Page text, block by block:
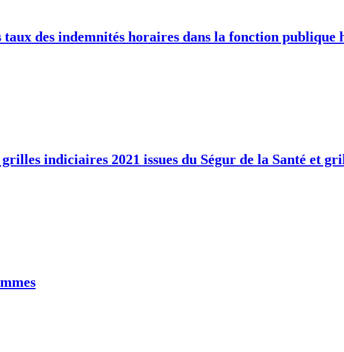
des indemnités horaires dans la fonction publique
indiciaires 2021 issues du Ségur de la Santé et